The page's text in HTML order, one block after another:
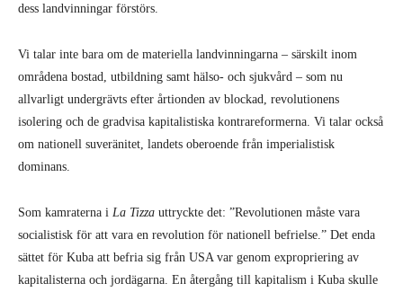
dess landvinningar förstörs.
Vi talar inte bara om de materiella landvinningarna – särskilt inom
områdena bostad, utbildning samt hälso- och sjukvård – som nu
allvarligt undergrävts efter årtionden av blockad, revolutionens
isolering och de gradvisa kapitalistiska kontrareformerna. Vi talar också
om nationell suveränitet, landets oberoende från imperialistisk
dominans.
Som kamraterna i La Tizza uttryckte det: ”Revolutionen måste vara
socialistisk för att vara en revolution för nationell befrielse.” Det enda
sättet för Kuba att befria sig från USA var genom expropriering av
kapitalisterna och jordägarna. En återgång till kapitalism i Kuba skulle